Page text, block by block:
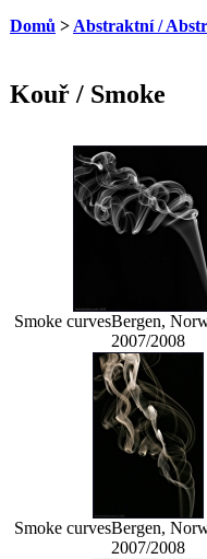
Domů > Abstraktní /
Kouř / Smoke
Smoke curvesBergen,
2007/2008
Smoke curvesBergen,
2007/2008